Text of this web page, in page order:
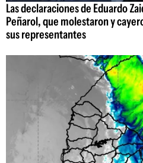
Las declaraciones de Eduardo
Peñarol, que molestaron y
sus representantes